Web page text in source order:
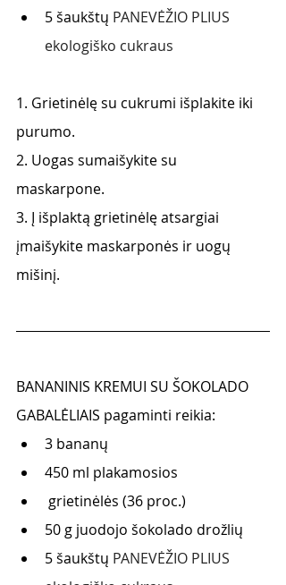
5 šaukštų PANEVĖŽIO PLIUS
ekologiško cukraus
1. Grietinėlę su cukrumi išplakite iki
purumo.
2. Uogas sumaišykite su
maskarpone.
3. Į išplaktą grietinėlę atsargiai
įmaišykite maskarponės ir uogų
mišinį.
BANANINIS KREMUI SU ŠOKOLADO
GABALĖLIAIS pagaminti reikia:
3 bananų
450 ml plakamosios
grietinėlės (36 proc.)
50 g juodojo šokolado drožlių
5 šaukštų PANEVĖŽIO PLIUS